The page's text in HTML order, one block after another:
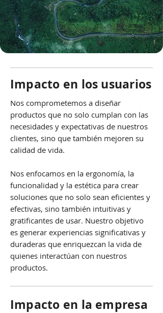
Impacto en los usuarios
Nos comprometemos a diseñar
productos que no solo cumplan con las
necesidades y expectativas de nuestros
clientes, sino que también mejoren su
calidad de vida.
Nos enfocamos en la ergonomía, la
funcionalidad y la estética para crear
soluciones que no solo sean eficientes y
efectivas, sino también intuitivas y
gratificantes de usar. Nuestro objetivo
es generar experiencias significativas y
duraderas que enriquezcan la vida de
quienes interactúan con nuestros
productos.
Impacto en la empresa